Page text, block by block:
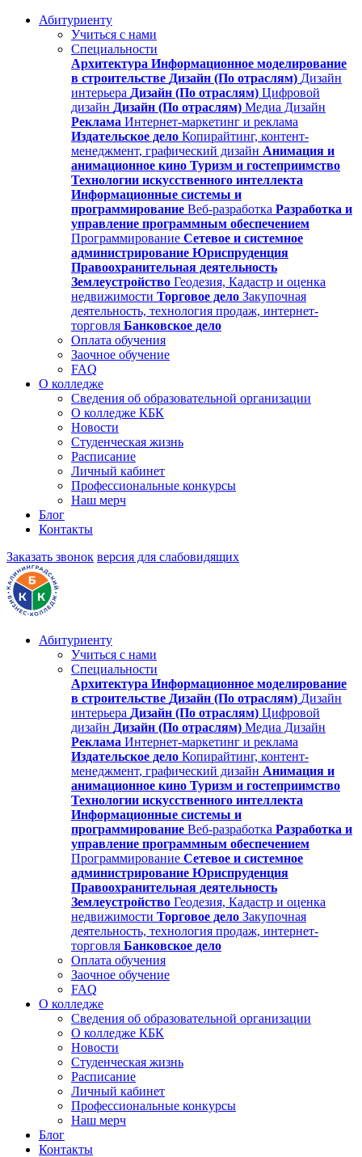
Абитуриенту
Учиться с нами
Специальности
Архитектура Информационное моделирование
в строительстве Дизайн (По отраслям) Дизайн
интерьера Дизайн (По отраслям) Цифровой
дизайн Дизайн (По отраслям) Медиа Дизайн
Реклама Интернет-маркетинг и реклама
Издательское дело Копирайтинг, контент-
менеджмент, графический дизайн Анимация и
анимационное кино Туризм и гостеприимство
Технологии искусственного интеллекта
Информационные системы и
программирование Веб-разработка Разработка и
управление программным обеспечением
Программирование Сетевое и системное
администрирование Юриспруденция
Правоохранительная деятельность
Землеустройство Геодезия, Кадастр и оценка
недвижимости Торговое дело Закупочная
деятельность, технология продаж, интернет-
торговля Банковское дело
Оплата обучения
Заочное обучение
FAQ
О колледже
Сведения об образовательной организации
О колледже КБК
Новости
Студенческая жизнь
Расписание
Личный кабинет
Профессиональные конкурсы
Наш мерч
Блог
Контакты
Заказать звонок версия для слабовидящих
Абитуриенту
Учиться с нами
Специальности
Архитектура Информационное моделирование
в строительстве Дизайн (По отраслям) Дизайн
интерьера Дизайн (По отраслям) Цифровой
дизайн Дизайн (По отраслям) Медиа Дизайн
Реклама Интернет-маркетинг и реклама
Издательское дело Копирайтинг, контент-
менеджмент, графический дизайн Анимация и
анимационное кино Туризм и гостеприимство
Технологии искусственного интеллекта
Информационные системы и
программирование Веб-разработка Разработка и
управление программным обеспечением
Программирование Сетевое и системное
администрирование Юриспруденция
Правоохранительная деятельность
Землеустройство Геодезия, Кадастр и оценка
недвижимости Торговое дело Закупочная
деятельность, технология продаж, интернет-
торговля Банковское дело
Оплата обучения
Заочное обучение
FAQ
О колледже
Сведения об образовательной организации
О колледже КБК
Новости
Студенческая жизнь
Расписание
Личный кабинет
Профессиональные конкурсы
Наш мерч
Блог
Контакты